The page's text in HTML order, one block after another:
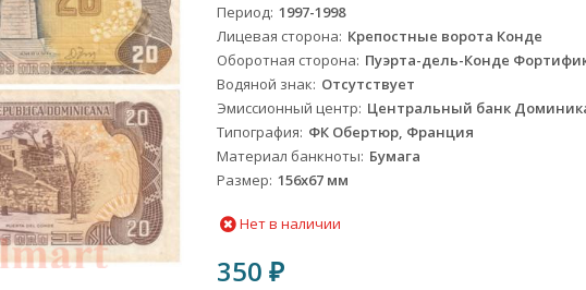
Период 1997-1998
Лицевая сторона Крепостные ворота Конде
Оборотная сторона Пуэрта-дель-Конде
Водяной знак Отсутствует
Эмиссионный центр Центральный банк
Типография ФК Обертюр, Франция
Материал банкноты Бумага
Размер 156х67 мм
Нет в наличии
350₽